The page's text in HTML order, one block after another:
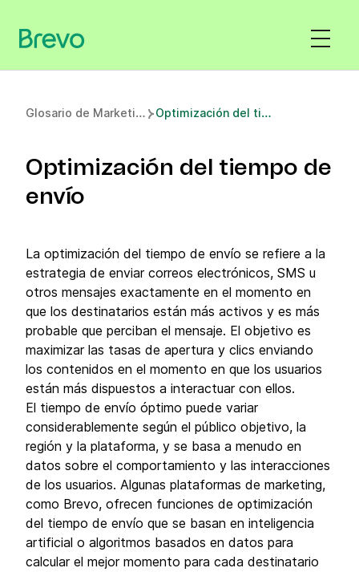
G
losario de Marketing O
ptimización del tiempo de envío
Optimización del tiempo de
envío
La optimización del tiempo de envío se refiere a la
estrategia de enviar correos electrónicos, SMS u
otros mensajes exactamente en el momento en
que los destinatarios están más activos y es más
probable que perciban el mensaje. El objetivo es
maximizar las tasas de apertura y clics enviando
los contenidos en el momento en que los usuarios
están más dispuestos a interactuar con ellos.
El tiempo de envío óptimo puede variar
considerablemente según el público objetivo, la
región y la plataforma, y se basa a menudo en
datos sobre el comportamiento y las interacciones
de los usuarios. Algunas plataformas de marketing,
como Brevo, ofrecen funciones de optimización
del tiempo de envío que se basan en inteligencia
artificial o algoritmos basados en datos para
calcular el mejor momento para cada destinatario